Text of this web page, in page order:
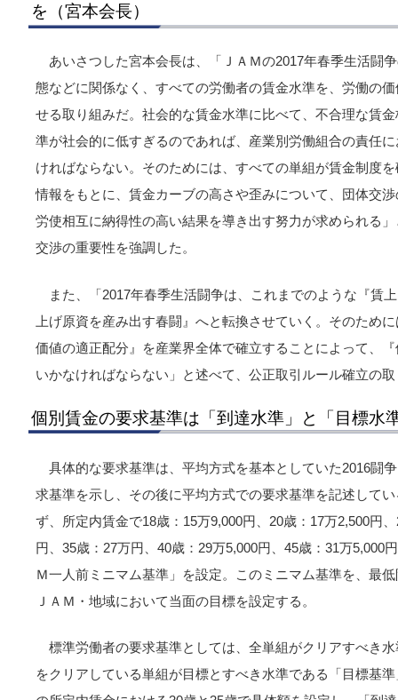
を（宮本会長）
あいさつした宮本会長は、「ＪＡＭの2017年春季生活闘
態などに関係なく、すべての労働者の賃金水準を、労働の
せる取り組みだ。社会的な賃金水準に比べて、不合理な賃
準が社会的に低すぎるのであれば、産業別労働組合の責任
ければならない。そのためには、すべての単組が賃金制度
情報をもとに、賃金カーブの高さや歪みについて、団体交
労使相互に納得性の高い結果を導き出す努力が求められる
交渉の重要性を強調した。
また、「2017年春季生活闘争は、これまでのような『賃
上げ原資を産み出す春闘』へと転換させていく。そのため
価値の適正配分』を産業界全体で確立することによって、
いかなければならない」と述べて、公正取引ルール確立の
個別賃金の要求基準は「到達水準」と「目標水
具体的な要求基準は、平均方式を基本としていた2016闘
求基準を示し、その後に平均方式での要求基準を記述して
ず、所定内賃金で18歳：15万9,000円、20歳：17万2,500円
円、35歳：27万円、40歳：29万5,000円、45歳：31万5,000
Ｍ一人前ミニマム基準」を設定。このミニマム基準を、最
ＪＡＭ・地域において当面の目標を設定する。
標準労働者の要求基準としては、全単組がクリアすべき
をクリアしている単組が目標とすべき水準である「目標基